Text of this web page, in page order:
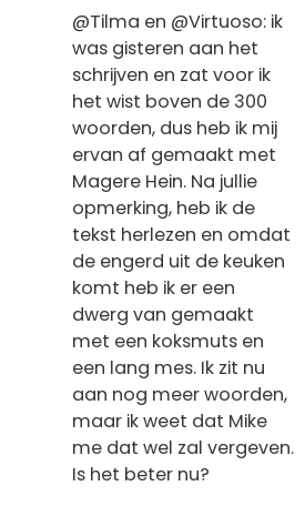
@Tilma en @Virtuoso: ik
was gisteren aan het
schrijven en zat voor ik
het wist boven de 300
woorden, dus heb ik mij
ervan af gemaakt met
Magere Hein. Na jullie
opmerking, heb ik de
tekst herlezen en omdat
de engerd uit de keuken
komt heb ik er een
dwerg van gemaakt
met een koksmuts en
een lang mes. Ik zit nu
aan nog meer woorden,
maar ik weet dat Mike
me dat wel zal vergeven.
Is het beter nu?